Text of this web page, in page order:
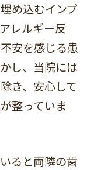
め込むインプ
レルギー反
安を感じる患
し、当院には
き、安心して
整っていま
ると両隣の歯